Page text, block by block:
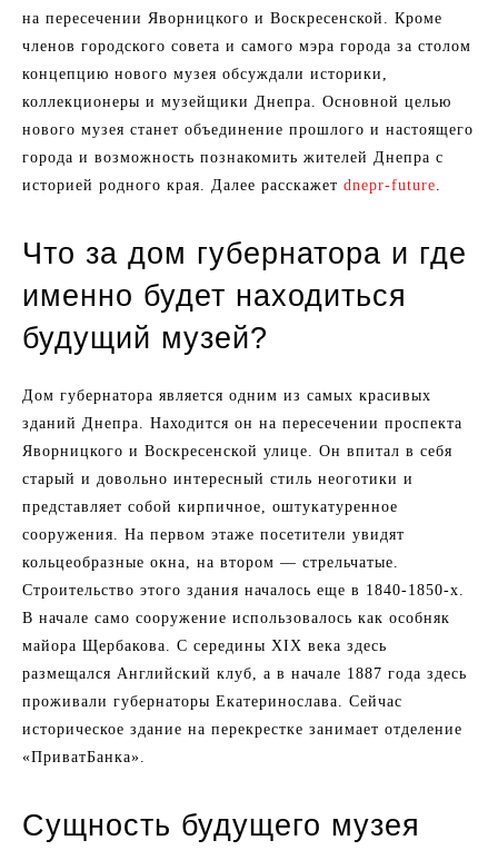
на пересечении Яворницкого и Воскресенской. Кроме
членов городского совета и самого мэра города за столом
концепцию нового музея обсуждали историки,
коллекционеры и музейщики Днепра. Основной целью
нового музея станет объединение прошлого и настоящего
города и возможность познакомить жителей Днепра с
историей родного края. Далее расскажет dnepr-future.
Что за дом губернатора и где
именно будет находиться
будущий музей?
Дом губернатора является одним из самых красивых
зданий Днепра. Находится он на пересечении проспекта
Яворницкого и Воскресенской улице. Он впитал в себя
старый и довольно интересный стиль неоготики и
представляет собой кирпичное, оштукатуренное
сооружения. На первом этаже посетители увидят
кольцеобразные окна, на втором — стрельчатые.
Строительство этого здания началось еще в 1840-1850-х.
В начале само сооружение использовалось как особняк
майора Щербакова. С середины XIX века здесь
размещался Английский клуб, а в начале 1887 года здесь
проживали губернаторы Екатеринослава. Сейчас
историческое здание на перекрестке занимает отделение
«ПриватБанка».
Сущность будущего музея